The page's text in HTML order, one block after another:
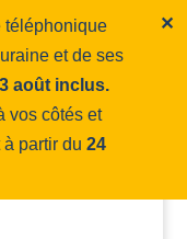
téléphonique
et de ses
août inclus.
vos côtés et
partir du 24
✕